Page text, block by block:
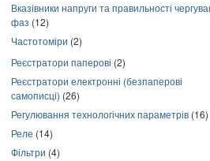
Вказівники напруги та правильності
фаз (12)
Частотоміри (2)
Реєстратори паперові (2)
Реєстратори електронні (безпаперові
самописці) (26)
Регулювання технологічних параметрів (16)
Реле (14)
Фільтри (4)